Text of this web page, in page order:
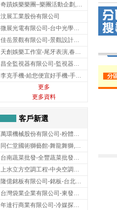
奇蹟娛樂樂團–樂團活動企劃,台中樂團表演,台中婚禮樂團
汶展工業股份有限公司
微展光電有限公司-台中光學鍍膜,optical filter taiwan,台灣光學鍍膜
佳岳景觀有限公司-景觀設計公司,台北景觀設計,台北景觀工程,中山區景觀設計
天創娛樂工作室-尾牙表演,春酒表演,板橋尾牙表演
昌全監視器有限公司-監視器安裝,高雄監視器安裝,鳳山區監視器安裝
李克手機-給您便宜好手機-手機收購,屏東手機收購
更多
更多資料
客戶新選
萬環機械股份有限公司-粉體塗裝設備,輸送機,輸送機設備,台南輸送機
同仁堂國術獅藝館-舞龍舞獅,台中舞龍舞獅
台南蔬菜批發-全豐蔬菜批發專送/台南蔬菜箱宅配到府
上水立方空調工程-中央空調規劃,台北中央空調規劃
隆億銘板有限公司-銘板-台北銘板-板橋銘板
台灣袋業企業有限公司-東發企業社/台中太空袋/太空包
年達行商業有限公司-冷媒探漏儀,壓力錶組,真空泵浦,台北冷凍空調材料
分